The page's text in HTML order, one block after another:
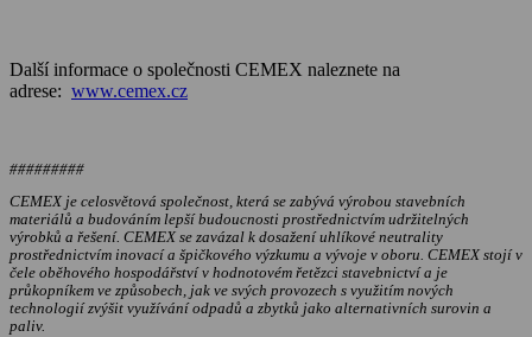
Další informace o společnosti CEMEX naleznete na
adrese: www.cemex.cz
#########
CEMEX je celosvětová společnost, která se zabývá výrobou stavebních
materiálů a budováním lepší budoucnosti prostřednictvím udržitelných
výrobků a řešení. CEMEX se zavázal k dosažení uhlíkové neutrality
prostřednictvím inovací a špičkového výzkumu a vývoje v oboru. CEMEX stojí v
čele oběhového hospodářství v hodnotovém řetězci stavebnictví a je
průkopníkem ve způsobech, jak ve svých provozech s využitím nových
technologií zvýšit využívání odpadů a zbytků jako alternativních surovin a
paliv.